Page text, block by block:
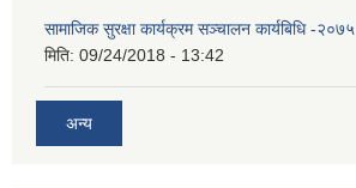
सामाजिक सुरक्षा कार्यक्रम सञ्चालन कार्यबिधि -२०७५
मिति: 09/24/2018 - 13:42
अन्य